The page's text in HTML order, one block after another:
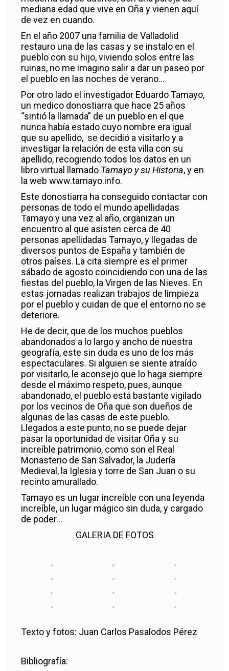
mediana edad que vive en Oña y vienen aquí
de vez en cuando.
En el año 2007 una familia de Valladolid
restauro una de las casas y se instalo en el
pueblo con su hijo, viviendo solos entre las
ruinas, no me imagino salir a dar un paseo por
el pueblo en las noches de verano…
Por otro lado el investigador Eduardo Tamayo,
un medico donostiarra que hace 25 años
“sintió la llamada” de un pueblo en el que
nunca había estado cuyo nombre era igual
que su apellido, se decidió a visitarlo y a
investigar la relación de esta villa con su
apellido, recogiendo todos los datos en un
libro virtual llamado Tamayo y su Historia, y en
la web www.tamayo.info.
Este donostiarra ha conseguido contactar con
personas de todo el mundo apellidadas
Tamayo y una vez al año, organizan un
encuentro al que asisten cerca de 40
personas apellidadas Tamayo, y llegadas de
diversos puntos de España y también de
otros países. La cita siempre es el primer
sábado de agosto coincidiendo con una de las
fiestas del pueblo, la Virgen de las Nieves. En
estas jornadas realizan trabajos de limpieza
por el pueblo y cuidan de que el entorno no se
deteriore.
He de decir, que de los muchos pueblos
abandonados a lo largo y ancho de nuestra
geografía, este sin duda es uno de los más
espectaculares. Si alguien se siente atraído
por visitarlo, le aconsejo que lo haga siempre
desde el máximo respeto, pues, aunque
abandonado, el pueblo está bastante vigilado
por los vecinos de Oña que son dueños de
algunas de las casas de este pueblo.
Llegados a este punto, no se puede dejar
pasar la oportunidad de visitar Oña y su
increíble patrimonio, como son el Real
Monasterio de San Salvador, la Judería
Medieval, la Iglesia y torre de San Juan o su
recinto amurallado.
Tamayo es un lugar increíble con una leyenda
increíble, un lugar mágico sin duda, y cargado
de poder…
GALERIA DE FOTOS
Texto y fotos: Juan Carlos Pasalodos Pérez
Bibliografía: